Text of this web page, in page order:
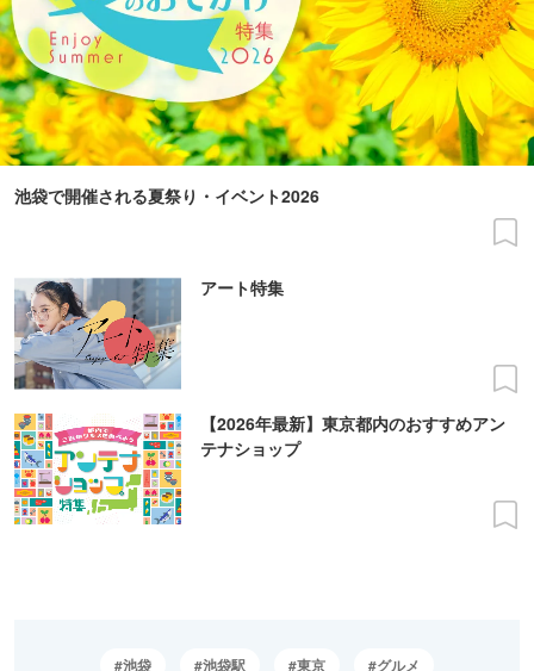
池袋で開催される夏祭り・イベント2026
アート特集
【2026年最新】東京都内のおすすめアン
テナショップ
池袋 池袋駅 東京 グルメ